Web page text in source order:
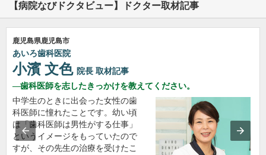
【病院なびドクタビュー】ドクター取材記事
鹿児島県鹿児島市
あいろ歯科医院
小濱 文色 院長 取材記事
歯科医師を志したきっかけを教えてください。
中学生のときに出会った女性の歯
科医師に憧れたことです。幼い頃
は「歯科医師は男性がする仕事」
というイメージをもっていたので
すが、その先生の治療を受けたこ